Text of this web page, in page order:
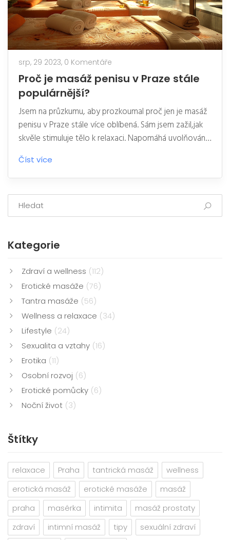
srp, 29 2023, 0 Komentáře
Proč je masáž penisu v Praze stále
populárnější?
Jsem na průzkumu, aby prozkoumal proč jen je masáž
penisu v Praze stále více oblíbená. Sám jsem zažil,jak
skvěle stimuluje tělo k relaxaci. Napomáhá uvolňování
stresu a zvyšuje celkovou pohodu. Zdá se, že více a
více místních a cizinců si zjišťuje jejich hodnotu a roste
popularita této službě. Budu zkoumat, jakým
způsobem místní podniky přispívají k tomuto trendu.
Číst více
Kategorie
Zdraví a wellness (112)
Erotické masáže (76)
Tantra masáže (56)
Wellness a relaxace (34)
Lifestyle (24)
Sexualita a vztahy (16)
Erotika (11)
Osobní rozvoj (6)
Erotické pomůcky (6)
Noční život (3)
Štítky
relaxace Praha tantrická masáž
wellness
erotická masáž
erotické masáže
masáž
praha
masérka intimita
masáž prostaty
zdraví
intimní masáž tipy
sexuální zdraví